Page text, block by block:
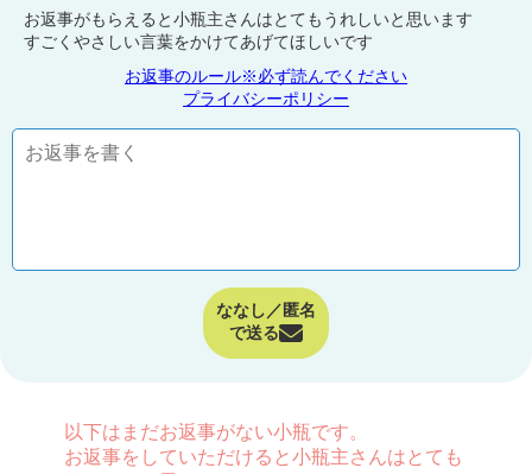
お返事がもらえると小瓶主さんはとてもうれしいと思います
すごくやさしい言葉をかけてあげてほしいです
お返事のルール※必ず読んでください
プライバシーポリシー
ななし／匿名
で送る
以下はまだお返事がない小瓶です。
お返事をしていただけると小瓶主さんはとても